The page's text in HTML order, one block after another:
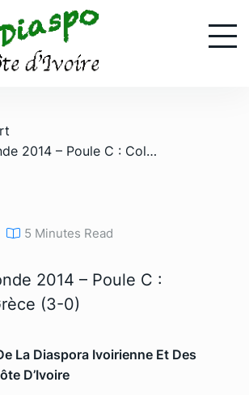
/ Coupe du monde 2014 – Poule C : Colombie – Grèce (3-0)
5 Minutes Read
2014 – Poule C :
(3-0)
La Diaspora Ivoirienne Et Des
D’Ivoire